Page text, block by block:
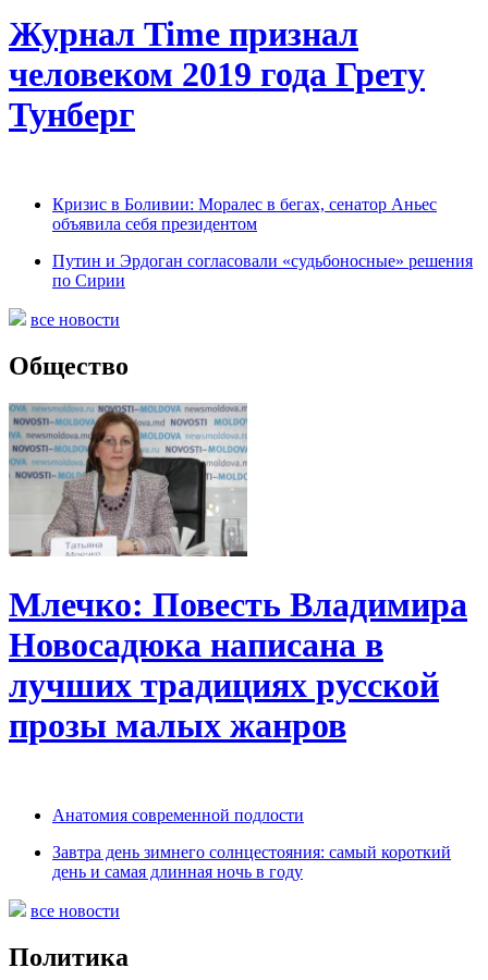
Журнал Time признал
человеком 2019 года Грету
Тунберг
Кризис в Боливии: Моралес в бегах, сенатор Аньес
объявила себя президентом
Путин и Эрдоган согласовали «судьбоносные» решения
по Сирии
все новости
Общество
Млечко: Повесть Владимира
Новосадюка написана в
лучших традициях русской
прозы малых жанров
Анатомия современной подлости
Завтра день зимнего солнцестояния: самый короткий
день и самая длинная ночь в году
все новости
Политика